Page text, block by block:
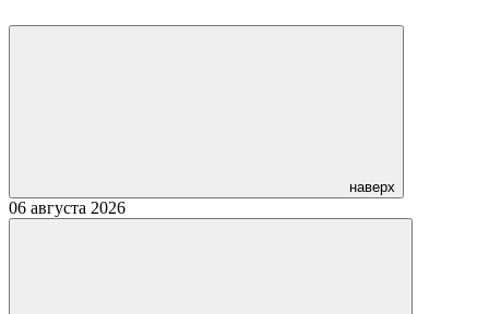
наверх
06 августа 2026